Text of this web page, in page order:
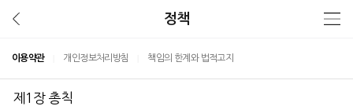
정책
이용약관 개인정보처리방침 책임의 한계와 법적고지
제1장 총칙